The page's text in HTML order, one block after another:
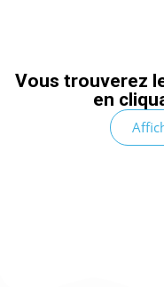
Vous trouverez
en